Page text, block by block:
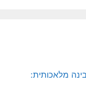
מלאכותית: